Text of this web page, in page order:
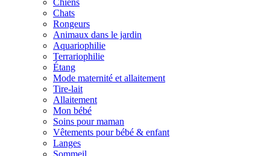
Chiens
Chats
Rongeurs
Animaux dans le jardin
Aquariophilie
Terrariophilie
Étang
Mode maternité et allaitement
Tire-lait
Allaitement
Mon bébé
Soins pour maman
Vêtements pour bébé & enfant
Langes
Sommeil